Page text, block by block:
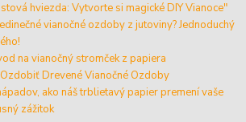
hviezda: Vytvorte si magické DIY Vianoce"
vianočné ozdoby z jutoviny? Jednoduchý
na vianočný stromček z papiera
Drevené Vianočné Ozdoby
ako náš trblietavý papier premení vaše
zážitok